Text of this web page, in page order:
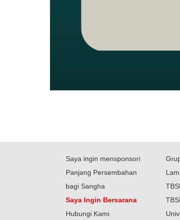
Saya ingin mensponsori
Panjang Persembahan
bagi Sangha
Saya Ingin Bersarana
Hubungi Kami